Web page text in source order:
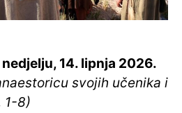
14. lipnja 2026.
svojih učenika i
1-8)